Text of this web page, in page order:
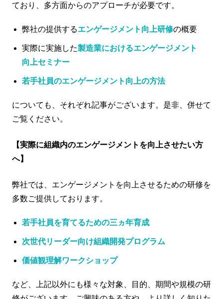
ており、多方面からのアプローチが必要です。
弊社の提供するエンゲージメント向上研修の概要
実際に実施した製造業におけるエンゲージメント
向上セミナー
若手社員のエンゲージメント向上の方法
についても、それぞれ記事がございます。是非、併せて
ご覧ください。
【実際に組織内のエンゲージメントを向上させたい方
へ】
弊社では、エンゲージメントを向上させるための研修を
多数ご提供しております。
若手社員を育てるための三ヵ年育成
次世代リーダー向け組織開発プログラム
価値観理解ワークショップ
など、上記以外にも様々な対象、目的、期間や規模の研